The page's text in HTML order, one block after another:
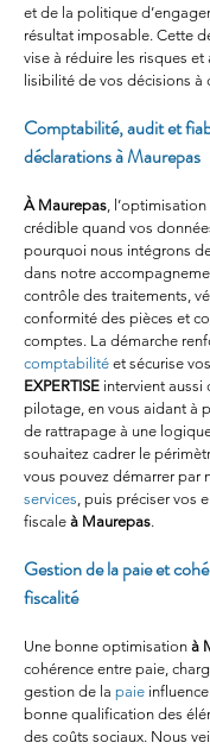
et de la politique
résultat imposable. Cette
vise à réduire les risques et
lisibilité de vos décisions à
Comptabilité, audit et
déclarations à Maurepas
À Maurepas,
crédible quand vos
pourquoi nous intégrons
dans notre
contrôle des traitements,
conformité des pièces et
comptes. La démarche
comptabilité et sécurise
EXPERTISE intervient aussi
pilotage, en vous aidant à
de rattrapage à une
souhaitez cadrer le
vous pouvez démarrer par
services, puis préciser vos
fiscale à Maurepas.
Gestion de la paie et
fiscalité
Une bonne optimisation à
cohérence entre paie,
gestion de la paie
bonne qualification des
des coûts sociaux. Nous